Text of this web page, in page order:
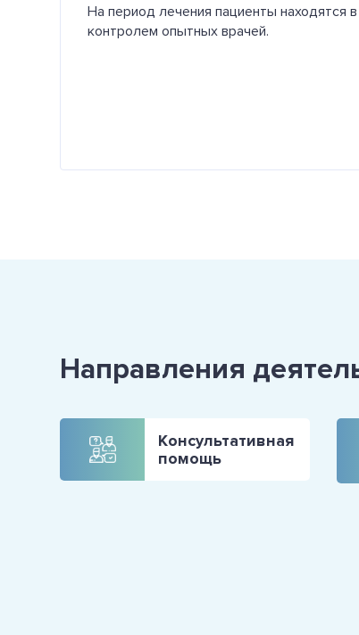
На период лечения пациенты находятся
контролем опытных врачей.
Направления
Консультативная
помощь